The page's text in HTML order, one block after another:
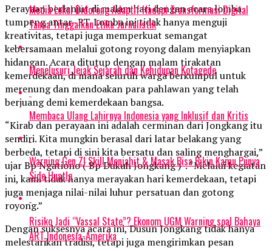
Perayaan berlanjut di malam hari dengan acara lomba
tumpeng antar- RT. Lomba ini tidak hanya menguji
kreativitas, tetapi juga memperkuat semangat
kebersamaan melalui gotong royong dalam menyiapkan
hidangan. Acara ditutup dengan malam tirakatan
kemerdekaan, di mana seluruh warga berkumpul untuk
merenung dan mendoakan para pahlawan yang telah
berjuang demi kemerdekaan bangsa.
“Kirab dan perayaan ini adalah cerminan dari Jongkang itu
sendiri. Kita mungkin berasal dari latar belakang yang
berbeda, tetapi di sini kita bersatu dan saling menghargai,”
ujar Bp Ngationo ( Bp Dukuh Jongkang ) . “Melalui kegiatan
ini, kami tidak hanya merayakan hari kemerdekaan, tetapi
juga menjaga nilai-nilai luhur persatuan dan gotong
royong.”
Dengan suksesnya acara ini, Dusun Jongkang tidak hanya
melestarikan tradisi, tetapi juga mengirimkan pesan
Media Lokal Didorong Adaptif Hadapi Transformasi Digital
Tanpa Tinggalkan Etika Jurnalistik
Menelusuri Jejak Sejarah dan Kehidupan Kotagede
Membaca Ulang Lahirnya Indonesia yang Inklusif dan Kritis
Warning Gen Z! Skill Menjahit & Masak Bisa Bikin Kamu Punya
Side Hustle
Risiko Jadi “Vassal State”? Ekonom UGM Warning soal Bahaya
ART Indonesia-Amerika